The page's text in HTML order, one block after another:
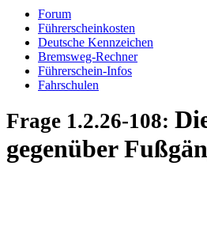
Forum
Führerscheinkosten
Deutsche Kennzeichen
Bremsweg-Rechner
Führerschein-Infos
Fahrschulen
Frage 1.2.26-108:
gegenüber